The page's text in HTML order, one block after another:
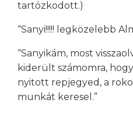
tartózkodott.)
“Sanyi!!!!! legközelebb
“Sanyikám, most
kiderült számomra,
nyitott repjegyed, a
munkát keresel.”